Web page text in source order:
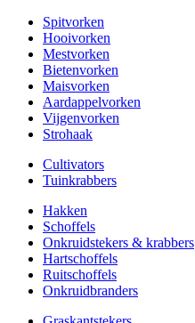
Spitvorken
Hooivorken
Mestvorken
Bietenvorken
Maisvorken
Aardappelvorken
Vijgenvorken
Strohaak
Cultivators
Tuinkrabbers
Hakken
Schoffels
Onkruidstekers & krabbers
Hartschoffels
Ruitschoffels
Onkruidbranders